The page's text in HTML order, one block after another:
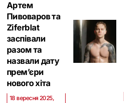
Артем
Пивоваров та
Ziferblat
заспівали
разом та
назвали дату
прем’єри
нового хіта
18 вересня 2025,